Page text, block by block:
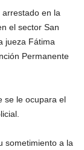
en la
el sector San
jueza Fátima
Permanente
se le ocupara el
sometimiento a la